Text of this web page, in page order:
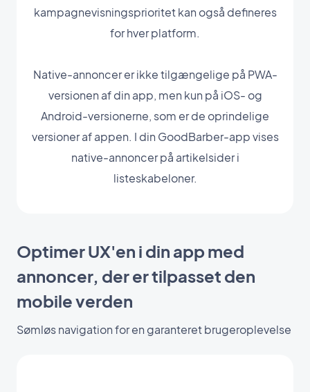
kampagnevisningsprioritet kan også defineres
for hver platform.
Native-annoncer er ikke tilgængelige på PWA-
versionen af din app, men kun på iOS- og
Android-versionerne, som er de oprindelige
versioner af appen. I din GoodBarber-app vises
native-annoncer på artikelsider i
listeskabeloner.
Optimer UX'en i din app med
annoncer, der er tilpasset den
mobile verden
Sømløs navigation for en garanteret brugeroplevelse